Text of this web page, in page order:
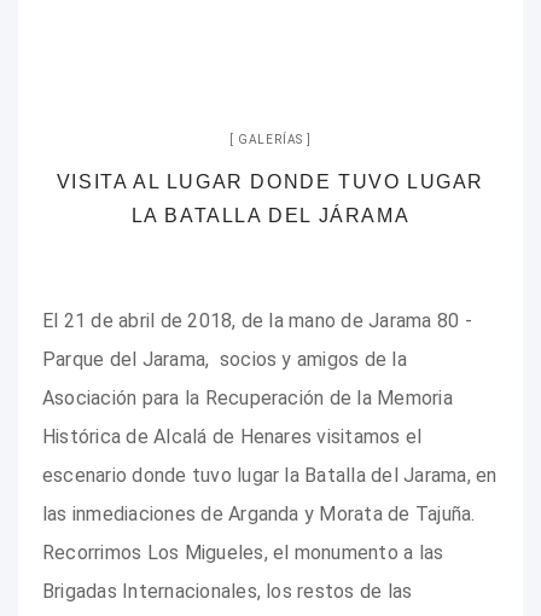
GALERÍAS
VISITA AL LUGAR DONDE TUVO LUGAR
LA BATALLA DEL JÁRAMA
El 21 de abril de 2018, de la mano de Jarama 80 -
Parque del Jarama, socios y amigos de la
Asociación para la Recuperación de la Memoria
Histórica de Alcalá de Henares visitamos el
escenario donde tuvo lugar la Batalla del Jarama, en
las inmediaciones de Arganda y Morata de Tajuña.
Recorrimos Los Migueles, el monumento a las
Brigadas Internacionales, los restos de las